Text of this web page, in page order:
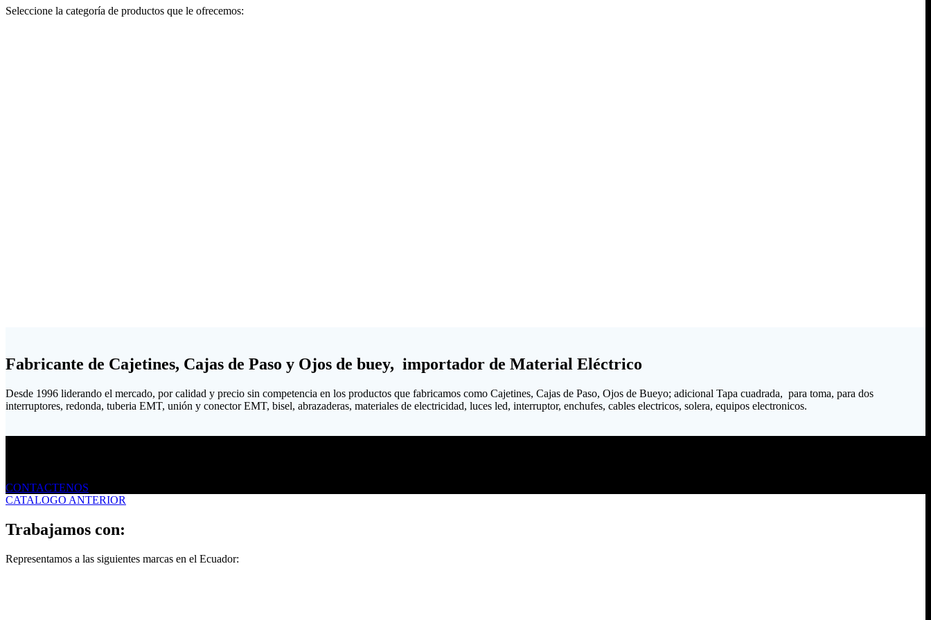
Seleccione la categoría de productos que le ofrecemos:
Fabricante de Cajetines, Cajas de Paso y Ojos de buey, importador de Material Eléctrico
Desde 1996 liderando el mercado, por calidad y precio sin competencia en los productos que fabricamos como Cajetines, Cajas de Paso, Ojos de Bueyo; adicional Tapa cuadrada, para toma, para dos
interruptores, redonda, tuberia EMT, unión y conector EMT, bisel, abrazaderas, materiales de electricidad, luces led, interruptor, enchufes, cables electricos, solera, equipos electronicos.
CONTACTENOS
CATALOGO ANTERIOR
Trabajamos con:
Representamos a las siguientes marcas en el Ecuador: